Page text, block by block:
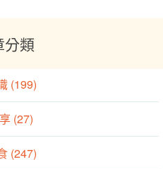
分類
(199)
(27)
(247)